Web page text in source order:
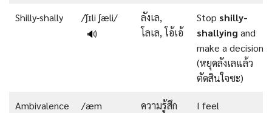
Shilly-shally
/ˈʃɪli ˌʃæli/
🔊
ลังเล,
โลเล, โอ้เอ้
Stop shilly-
shallying and
make a decision.
(หยุดลังเลแล้ว
ตัดสินใจซะ)
Ambivalence
/æm
ความรู้สึก
I feel